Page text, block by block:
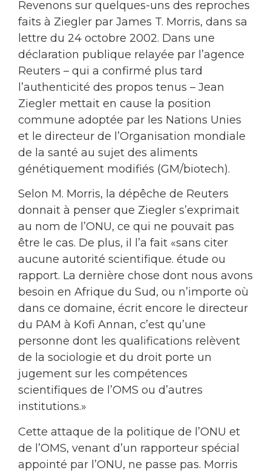
Revenons sur quelques-uns des reproches
faits à Ziegler par James T. Morris, dans sa
lettre du 24 octobre 2002. Dans une
déclaration publique relayée par l’agence
Reuters – qui a confirmé plus tard
l’authenticité des propos tenus – Jean
Ziegler mettait en cause la position
commune adoptée par les Nations Unies
et le directeur de l’Organisation mondiale
de la santé au sujet des aliments
génétiquement modifiés (GM/biotech).
Selon M. Morris, la dépêche de Reuters
donnait à penser que Ziegler s’exprimait
au nom de l’ONU, ce qui ne pouvait pas
être le cas. De plus, il l’a fait «sans citer
aucune autorité scientifique. étude ou
rapport. La dernière chose dont nous avons
besoin en Afrique du Sud, ou n’importe où
dans ce domaine, écrit encore le directeur
du PAM à Kofi Annan, c’est qu’une
personne dont les qualifications relèvent
de la sociologie et du droit porte un
jugement sur les compétences
scientifiques de l’OMS ou d’autres
institutions.»
Cette attaque de la politique de l’ONU et
de l’OMS, venant d’un rapporteur spécial
appointé par l’ONU, ne passe pas. Morris